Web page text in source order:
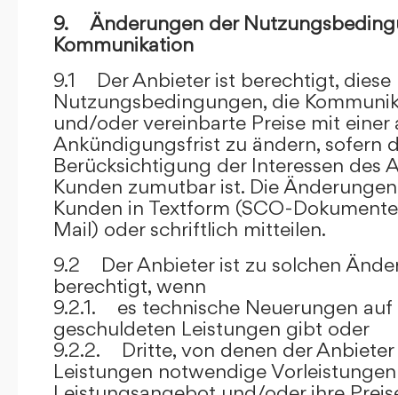
9. Änderungen der
Kommunikation
9.1 Der Anbieter ist berechtigt, diese
Nutzungsbedingungen, die
und/oder vereinbarte Preise mit einer
Ankündigungsfrist zu ändern, sofern
Berücksichtigung der Interessen des
Kunden zumutbar ist. Die
Kunden in Textform (SCO-
Mail) oder schriftlich mitteilen.
9.2 Der Anbieter ist zu solchen
berechtigt, wenn
9.2.1. es technische Neuerungen
geschuldeten Leistungen gibt oder
9.2.2. Dritte, von denen der Anbieter
Leistungen notwendige